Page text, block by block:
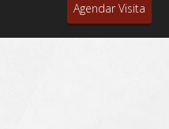
Agendar Visita